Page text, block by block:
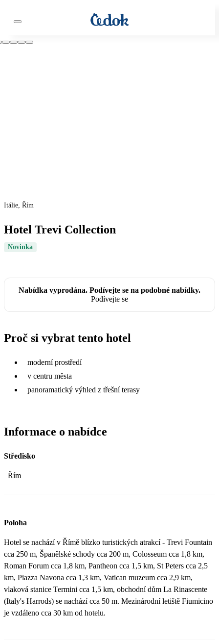
Itálie, Řím
Hotel Trevi Collection
Novinka
Nabídka vyprodána. Podívejte se na podobné nabídky.
Podívejte se
Proč si vybrat tento hotel
moderní prostředí
v centru města
panoramatický výhled z třešní terasy
Informace o nabídce
Středisko
Řím
Poloha
Hotel se nachází v Římě blízko turistických atrakcí - Trevi Fountain
cca 250 m, Španělské schody cca 200 m, Colosseum cca 1,8 km,
Roman Forum cca 1,8 km, Pantheon cca 1,5 km, St Peters cca 2,5
km, Piazza Navona cca 1,3 km, Vatican muzeum cca 2,9 km,
vlaková stanice Termini cca 1,5 km, obchodní dům La Rinascente
(Italy's Harrods) se nachází cca 50 m. Mezinárodní letiště Fiumicino
je vzdáleno cca 30 km od hotelu.